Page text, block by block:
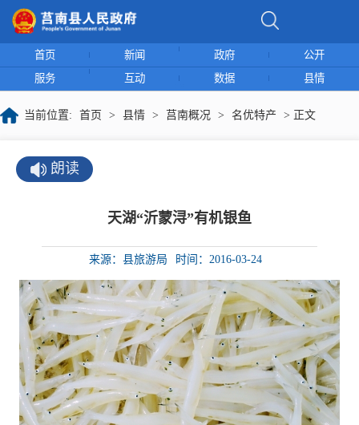
首页 新闻 政府
公开
服务
互动 数据 县情
当前位置: 首页 > 县情 > 莒南概况 > 名优特产 > 正文
朗读
天湖“沂蒙浔”有机银鱼
来源：县旅游局 时间：2016-03-24